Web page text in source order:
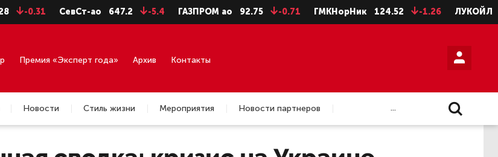
СевСт-ао 647.2 -5.4 ГАЗПРОМ ао 92.75 -0.71 ГМКНорНик 124.52 -1.26 ЛУКОЙЛ 4675.5
Премия «Эксперт года» Архив Контакты
Новости Стиль жизни Мероприятия
Новости партнеров
...